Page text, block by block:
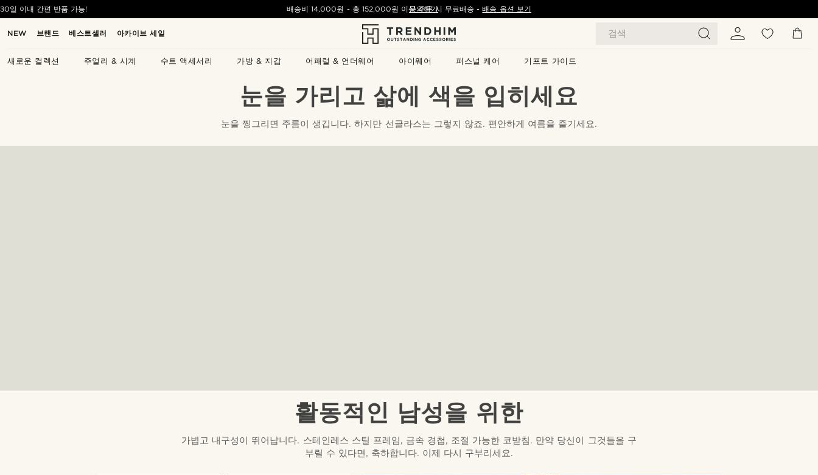
NEW 브랜드 베스트셀러 아카이브 세일 검색
새로운 컬렉션 주얼리 & 시계 수트 액세서리 가방 & 지갑 어패럴 & 언더웨어 아이웨어 퍼스널 케어 기프트 가이드
30일 이내 간편 반품 가능! 배송비14,000원 - 총 152,000원 이상 주문 시 무료배송- 배송 옵션 보기
문의하기
눈을 가리고 삶에 색을 입히세요
눈을 찡그리면 주름이 생깁니다. 하지만 선글라스는 그렇지 않죠. 편안하게 여름을 즐기세요.
활동적인 남성을 위한
가볍고 내구성이 뛰어납니다. 스테인레스 스틸 프레임, 금속 경첩, 조절 가능한 코받침. 만약 당신이 그것들을 구
부릴 수 있다면, 축하합니다. 이제 다시 구부리세요.